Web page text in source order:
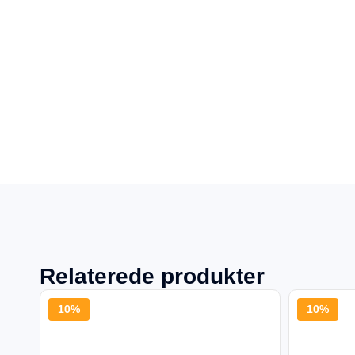
Relaterede produkter
10% 10%